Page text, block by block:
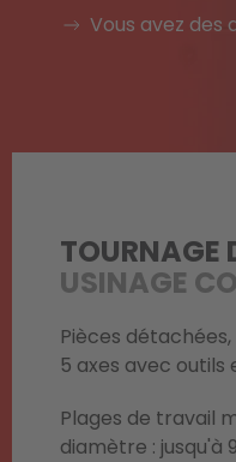
Vous avez des
TOURNAGE
USINAGE
Pièces
5 axes avec
Plages de travail
diamètre : jusqu'à